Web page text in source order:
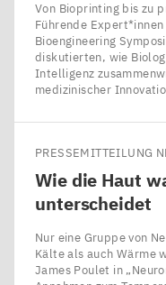
Von Bioprinting bis zu
Führende
Bioengineering
diskutierten, wie
Intelligenz
medizinischer
PRESSEMITTEILUNG
Wie die Haut
unterscheidet
Nur eine Gruppe von
Kälte als auch Wärme
James Poulet in